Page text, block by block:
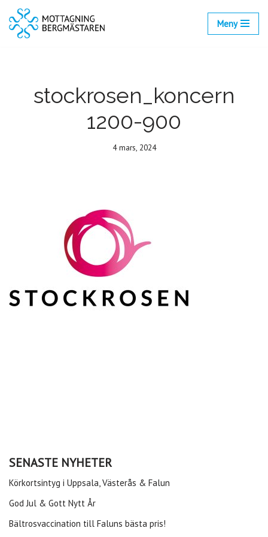
Hoppa
Meny
stockrosen_koncern
1200-900
4 mars, 2024
SENASTE NYHETER
Körkortsintyg i Uppsala, Västerås & Falun
God Jul & Gott Nytt År
Bältrosvaccination till Faluns bästa pris!